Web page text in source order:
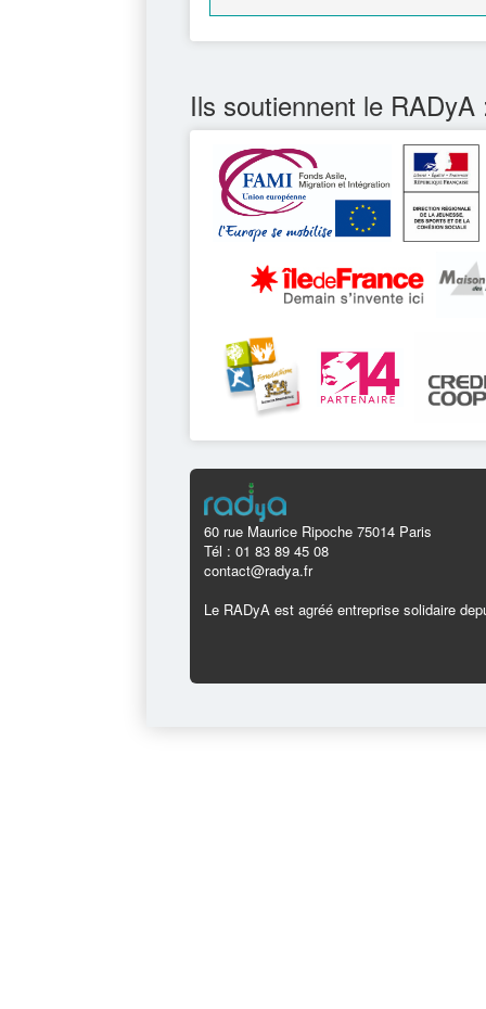
Ils soutiennent le RADyA
60 rue Maurice Ripoche 75014 Paris
Tél : 01 83 89 45 08
contact@radya.fr
Le RADyA est agréé entreprise solidaire